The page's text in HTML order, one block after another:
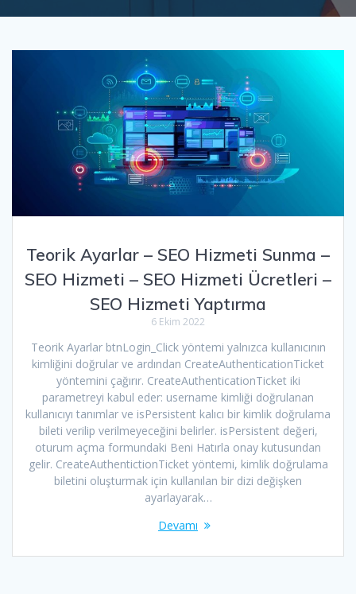
Teorik Ayarlar – SEO Hizmeti Sunma –
SEO Hizmeti – SEO Hizmeti Ücretleri –
SEO Hizmeti Yaptırma
6 Ekim 2022
Teorik Ayarlar btnLogin_Click yöntemi yalnızca kullanıcının
kimliğini doğrular ve ardından CreateAuthenticationTicket
yöntemini çağırır. CreateAuthenticationTicket iki
parametreyi kabul eder: username kimliği doğrulanan
kullanıcıyı tanımlar ve isPersistent kalıcı bir kimlik doğrulama
bileti verilip verilmeyeceğini belirler. isPersistent değeri,
oturum açma formundaki Beni Hatırla onay kutusundan
gelir. CreateAuthentictionTicket yöntemi, kimlik doğrulama
biletini oluşturmak için kullanılan bir dizi değişken
ayarlayarak…
Devamı